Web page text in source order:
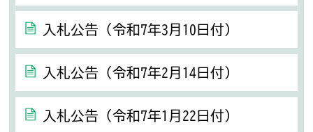
入札公告（令和7年3月10日付）
入札公告（令和7年2月14日付）
入札公告（令和7年1月22日付）